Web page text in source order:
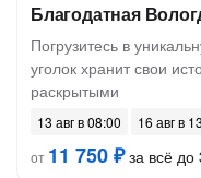
Благодатная
Погрузитесь в
уголок хранит свои
раскрытыми
13 авг в 08:00
16 авг в
от 11 750 ₽за всё до